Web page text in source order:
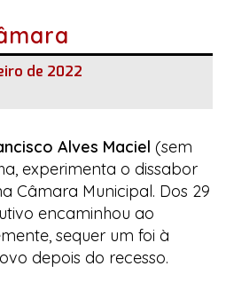
de 2022
Alves Maciel (sem
experimenta o dissabor
Câmara Municipal. Dos 29
encaminhou ao
sequer um foi à
depois do recesso.